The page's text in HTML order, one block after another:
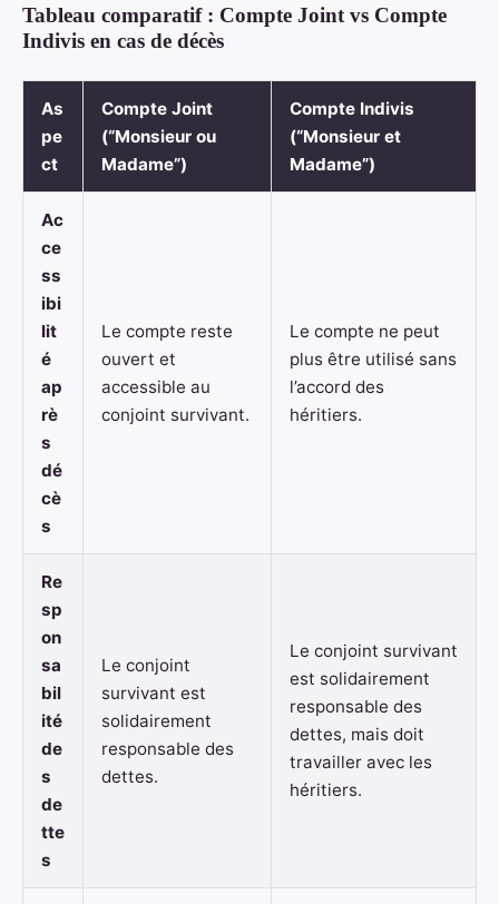
Tableau comparatif : Compte Joint vs Compte
Indivis en cas de décès
As
pe
ct
Compte Joint
(“Monsieur ou
Madame”)
Compte Indivis
(“Monsieur et
Madame”)
Ac
ce
ss
ibi
lit
é
ap
rè
s
dé
cè
s
Le compte reste
ouvert et
accessible au
conjoint survivant.
Le compte ne peut
plus être utilisé sans
l’accord des
héritiers.
Re
sp
on
sa
bil
ité
de
s
de
tte
s
Le conjoint
survivant est
solidairement
responsable des
dettes.
Le conjoint survivant
est solidairement
responsable des
dettes, mais doit
travailler avec les
héritiers.